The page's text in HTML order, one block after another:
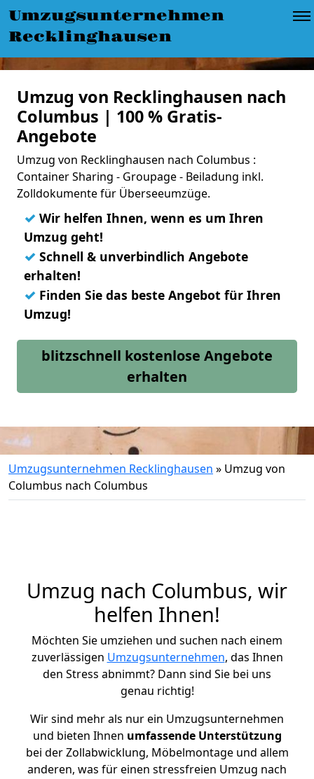
Umzugsunternehmen
Recklinghausen
Umzug von Recklinghausen nach
Columbus | 100 % Gratis-
Angebote
Umzug von Recklinghausen nach Columbus :
Container Sharing - Groupage - Beiladung inkl.
Zolldokumente für Überseeumzüge.
✓ Wir helfen Ihnen, wenn es um Ihren
Umzug geht!
✓ Schnell & unverbindlich Angebote
erhalten!
✓ Finden Sie das beste Angebot für Ihren
Umzug!
blitzschnell kostenlose Angebote
erhalten
Umzugsunternehmen Recklinghausen » Umzug von
Columbus nach Columbus
Umzug nach Columbus, wir
helfen Ihnen!
Möchten Sie umziehen und suchen nach einem
zuverlässigen Umzugsunternehmen, das Ihnen
den Stress abnimmt? Dann sind Sie bei uns
genau richtig!
Wir sind mehr als nur ein Umzugsunternehmen
und bieten Ihnen umfassende Unterstützung
bei der Zollabwicklung, Möbelmontage und allem
anderen, was für einen stressfreien Umzug nach